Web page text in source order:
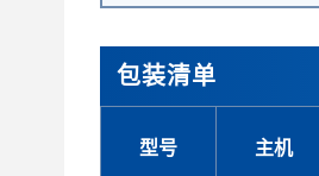
包装清单
型号 主机